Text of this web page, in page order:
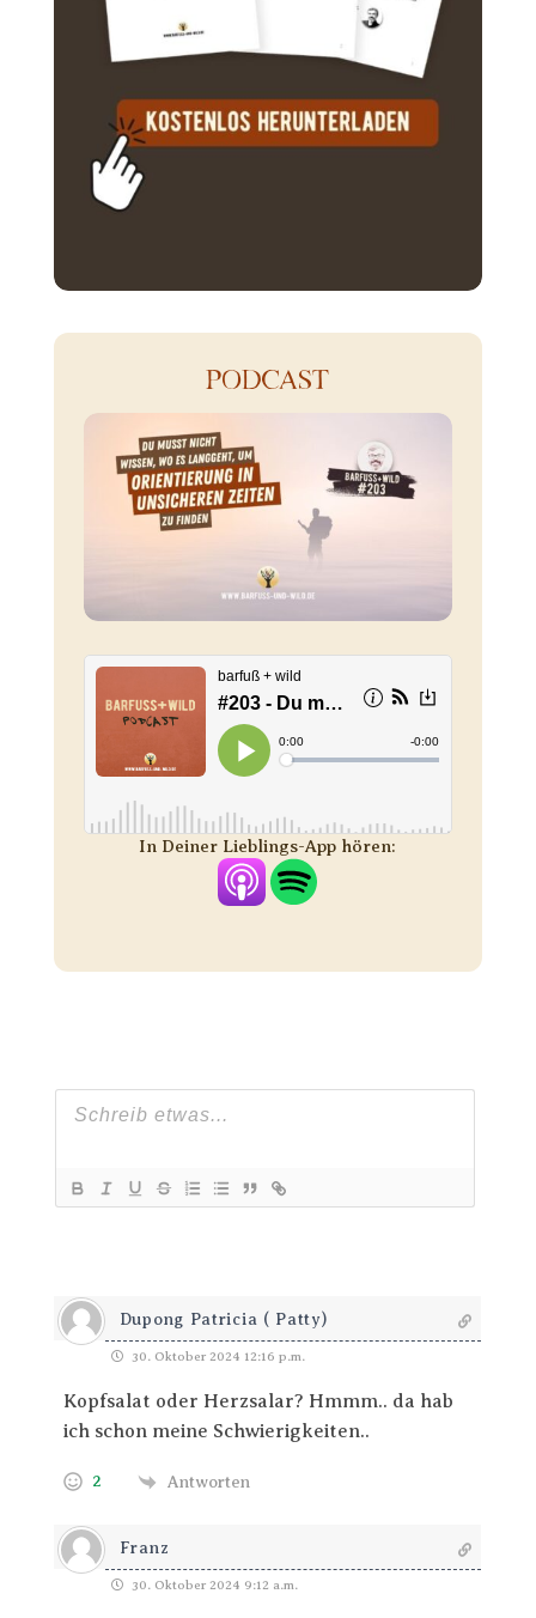
PODCAST
In Deiner Lieblings-App hören:
Dupong Patricia ( Patty)
30. Oktober 2024 12:16 p.m.
Kopfsalat oder Herzsalar? Hmmm.. da hab
ich schon meine Schwierigkeiten..
2 Antworten
Franz
30. Oktober 2024 9:12 a.m.